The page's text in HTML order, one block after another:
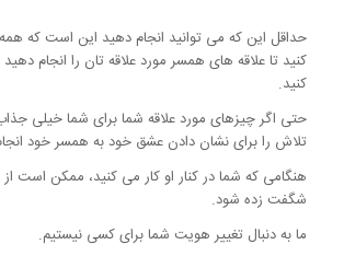
حداقل این که می توانید انجام دهید این است که
کنید تا علاقه های همسر مورد علاقه تان را انجام دهید
کنید.
حتی اگر چیزهای مورد علاقه شما برای شما خیلی
تلاش را برای نشان دادن عشق خود به همسر خود
هنگامی که شما در کنار او کار می کنید، ممكن است
شگفت زده شود.
ما به دنبال تغییر هویت شما برای کسی نیستیم.